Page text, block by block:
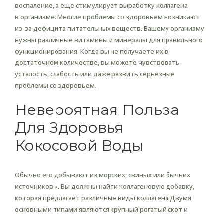
воспаление, а еще стимулирует выработку коллагена
в организме. Многие проблемы со здоровьем возникают
из-за дефицита питательных веществ. Вашему организму
нужны различные витамины и минералы для правильного
функционирования. Когда вы не получаете их в
достаточном количестве, вы можете чувствовать
усталость, слабость или даже развить серьезные
проблемы со здоровьем.
Невероятная Польза
Для Здоровья
Кокосовой Воды
Обычно его добывают из морских, свиных или бычьих
источников ». Вы должны найти коллагеновую добавку,
которая предлагает различные виды коллагена.Двумя
основными типами являются крупный рогатый скот и